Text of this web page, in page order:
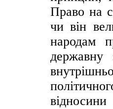
Право на
чи він
народам
державну